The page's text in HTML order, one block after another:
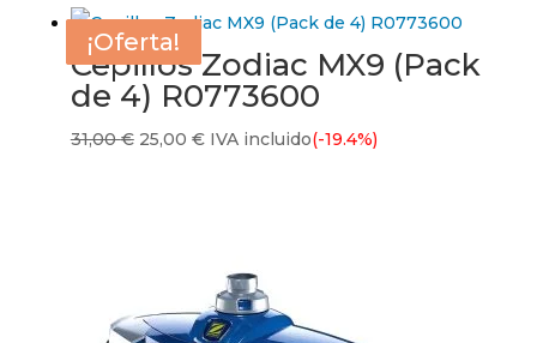
¡Oferta!
Cepillos Zodiac MX9 (Pack
de 4) R0773600
31,00€ El
25,00 €ElIVA incluido(-19.4%)
¡Oferta!
¡Oferta!
¡Oferta!